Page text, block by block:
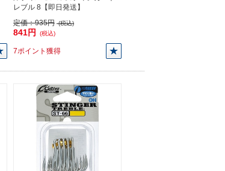
レブル 8【即日発送】
定価：935円 (税込)
841円 (税込)
7ポイント獲得